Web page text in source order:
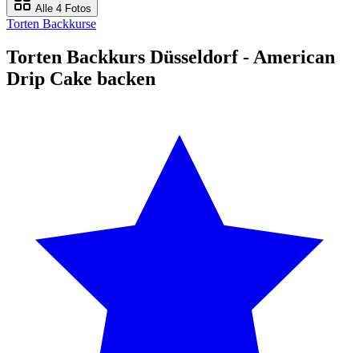
Alle 4 Fotos
Torten Backkurse
Torten Backkurs Düsseldorf - American
Drip Cake backen